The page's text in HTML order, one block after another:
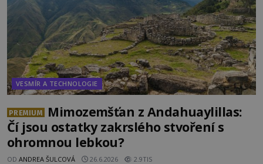
VESMÍR A TECHNOLOGIE
PREMIUM
Mimozemšťan z Andahuaylillas:
Čí jsou ostatky zakrslého stvoření s
ohromnou lebkou?
OD ANDREA ŠULCOVÁ 26.6.2026 2.9TIS